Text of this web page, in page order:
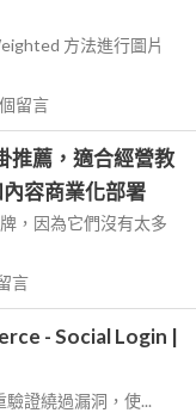
方法進行圖片
個留言
推薦，適合經營教
容商業化部署
，因為它們沒有太多
言
- Social Login |
證繞過漏洞，使...